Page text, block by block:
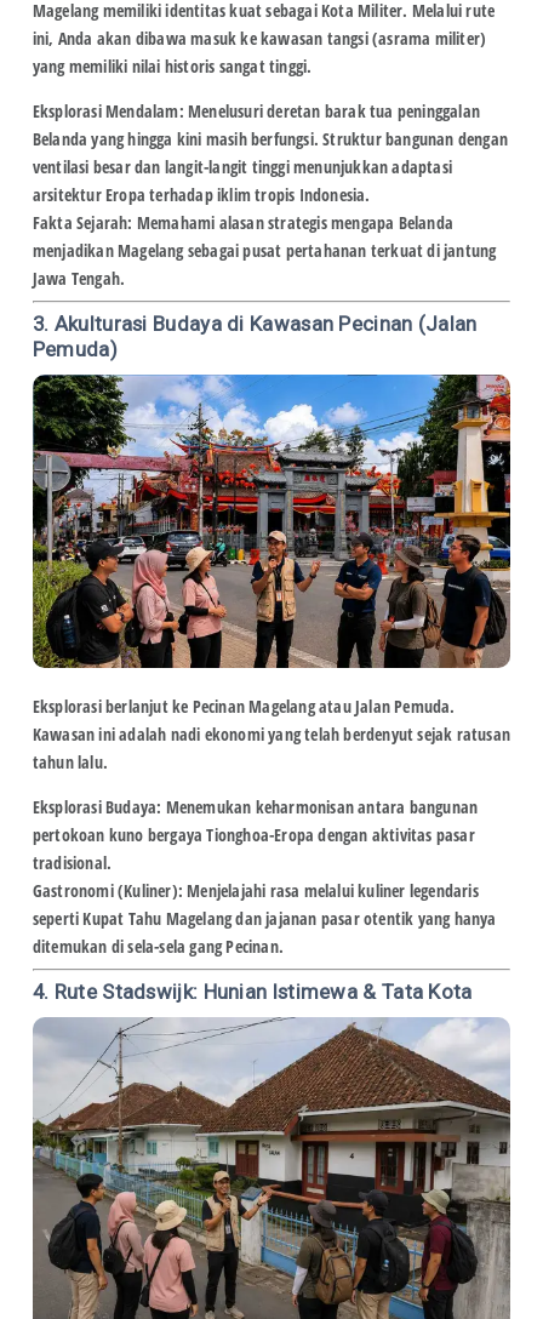
Magelang memiliki identitas kuat sebagai Kota Militer. Melalui rute
ini, Anda akan dibawa masuk ke kawasan tangsi (asrama militer)
yang memiliki nilai historis sangat tinggi.
Eksplorasi Mendalam: Menelusuri deretan barak tua peninggalan
Belanda yang hingga kini masih berfungsi. Struktur bangunan dengan
ventilasi besar dan langit-langit tinggi menunjukkan adaptasi
arsitektur Eropa terhadap iklim tropis Indonesia.
Fakta Sejarah: Memahami alasan strategis mengapa Belanda
menjadikan Magelang sebagai pusat pertahanan terkuat di jantung
Jawa Tengah.
3. Akulturasi Budaya di Kawasan Pecinan (Jalan
Pemuda)
Eksplorasi berlanjut ke Pecinan Magelangatau Jalan Pemuda.
Kawasan ini adalah nadi ekonomi yang telah berdenyut sejak ratusan
tahun lalu.
Eksplorasi Budaya: Menemukan keharmonisan antara bangunan
pertokoan kuno bergaya Tionghoa-Eropa dengan aktivitas pasar
tradisional.
Gastronomi (Kuliner): Menjelajahi rasa melalui kuliner legendaris
seperti Kupat Tahu Magelang dan jajanan pasar otentik yang hanya
ditemukan di sela-sela gang Pecinan.
4. Rute Stadswijk: Hunian Istimewa & Tata Kota